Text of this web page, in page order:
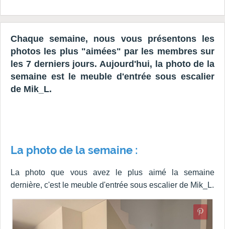
Chaque semaine, nous vous présentons les
photos les plus "aimées" par les membres sur
les 7 derniers jours. Aujourd'hui, la photo de la
semaine est le meuble d'entrée sous escalier
de Mik_L.
La photo de la semaine :
La photo que vous avez le plus aimé la semaine
dernière, c'est le meuble d'entrée sous escalier de Mik_L.